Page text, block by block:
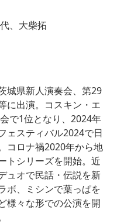
、大柴拓
城県新人演奏会、第29
に出演。コスキン・エ
で1位となり、 2024年
ェスティバル2024で日
コロナ禍2020年から地
トシリ ーズを開始。近
ュオで民話・ 伝説を新
、
ミシンで葉っぱを
様々な形での公演を開